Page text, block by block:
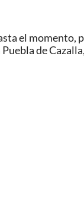
el momento,
de